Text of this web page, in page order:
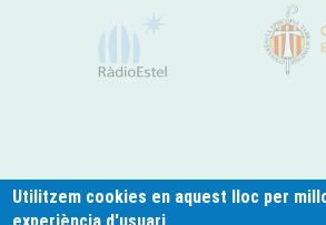
Utilitzem cookies en aquest lloc per